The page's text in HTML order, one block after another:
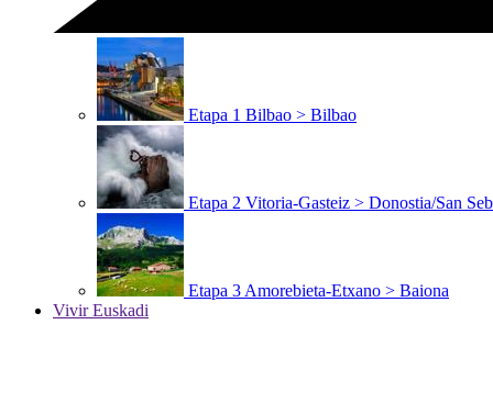
Etapa 1 Bilbao > Bilbao
Etapa 2 Vitoria-Gasteiz > Donostia/San
Etapa 3 Amorebieta-Etxano > Baiona
Vivir Euskadi